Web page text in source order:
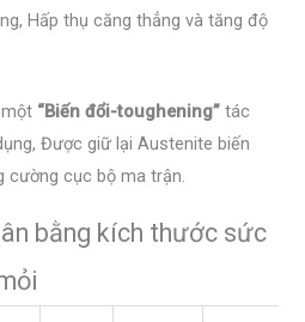
Hấp thụ căng thẳng và tăng độ
“Biến đổi-toughening” tác
Được giữ lại Austenite biến
cường cục bộ ma trận.
bằng kích thước sức